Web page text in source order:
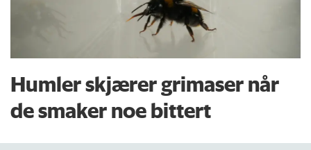
Humler skjærer grimaser når
de smaker noe bittert